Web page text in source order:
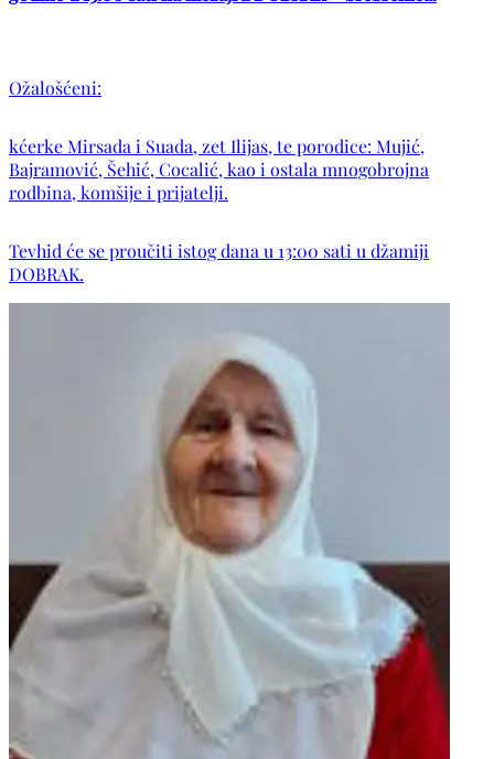
Ožalošćeni:
kćerke Mirsada i Suada, zet Ilijas, te porodice: Mujić,
Bajramović, Šehić, Cocalić, kao i ostala mnogobrojna
rodbina, komšije i prijatelji.
Tevhid će se proučiti istog dana u 13:00 sati u džamiji
DOBRAK.